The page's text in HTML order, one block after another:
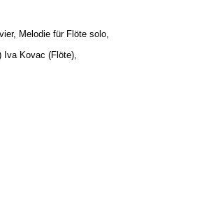
Melodie für Flöte solo,
Iva Kovac (Flöte),